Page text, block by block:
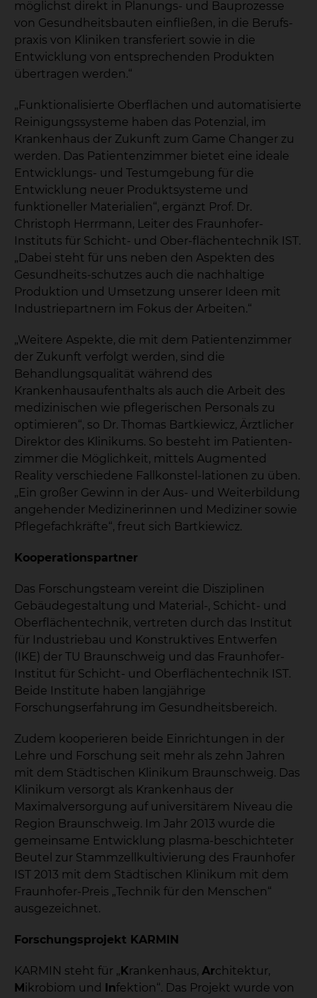
möglichst direkt in Planungs- und Bauprozesse
von Gesundheitsbauten einfließen, in die Berufs-
praxis von Kliniken transferiert sowie in die
Entwicklung von entsprechenden Produkten
übertragen werden.“
„Funktionalisierte Oberflächen und automatisierte
Reinigungssysteme haben das Potenzial, im
Krankenhaus der Zukunft zum Game Changer zu
werden. Das Patientenzimmer bietet eine ideale
Entwicklungs- und Testumgebung für die
Entwicklung neuer Produktsysteme und
funktioneller Materialien“, ergänzt Prof. Dr.
Christoph Herrmann, Leiter des Fraunhofer-
Instituts für Schicht- und Ober-flächentechnik IST.
„Dabei steht für uns neben den Aspekten des
Gesundheits-schutzes auch die nachhaltige
Produktion und Umsetzung unserer Ideen mit
Industriepartnern im Fokus der Arbeiten.“
„Weitere Aspekte, die mit dem Patientenzimmer
der Zukunft verfolgt werden, sind die
Behandlungsqualität während des
Krankenhausaufenthalts als auch die Arbeit des
medizinischen wie pflegerischen Personals zu
optimieren“, so Dr. Thomas Bartkiewicz, Ärztlicher
Direktor des Klinikums. So besteht im Patienten-
zimmer die Möglichkeit, mittels Augmented
Reality verschiedene Fallkonstel-lationen zu üben.
„Ein großer Gewinn in der Aus- und Weiterbildung
angehender Medizinerinnen und Mediziner sowie
Pflegefachkräfte“, freut sich Bartkiewicz.
Kooperationspartner
Das Forschungsteam vereint die Disziplinen
Gebäudegestaltung und Material-, Schicht- und
Oberflächentechnik, vertreten durch das Institut
für Industriebau und Konstruktives Entwerfen
(IKE) der TU Braunschweig und das Fraunhofer-
Institut für Schicht- und Oberflächentechnik IST.
Beide Institute haben langjährige
Forschungserfahrung im Gesundheitsbereich.
Zudem kooperieren beide Einrichtungen in der
Lehre und Forschung seit mehr als zehn Jahren
mit dem Städtischen Klinikum Braunschweig. Das
Klinikum versorgt als Krankenhaus der
Maximalversorgung auf universitärem Niveau die
Region Braunschweig. Im Jahr 2013 wurde die
gemeinsame Entwicklung plasma-beschichteter
Beutel zur Stammzellkultivierung des Fraunhofer
IST 2013 mit dem Städtischen Klinikum mit dem
Fraunhofer-Preis „Technik für den Menschen“
ausgezeichnet.
Forschungsprojekt KARMIN
KARMIN steht für „ Krankenhaus, Architektur,
M ikrobiom und Infektion“. Das Projekt wurde von